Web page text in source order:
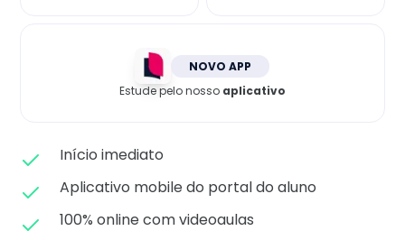
NOVO APP
Estude pelo nosso aplicativo
Início imediato
Aplicativo mobile do portal do aluno
100% online com videoaulas